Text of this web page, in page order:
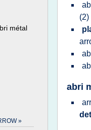
métal
»
(2)
abri